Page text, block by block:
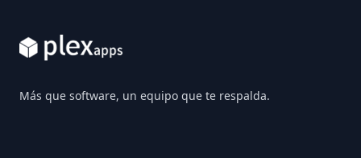
Más que software, un equipo que te respalda.